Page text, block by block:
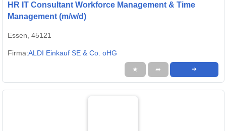
HR IT Consultant Workforce Management & Time
Management (m/w/d)
Essen, 45121
Firma:ALDI Einkauf SE & Co. oHG
★ ➦ ➜